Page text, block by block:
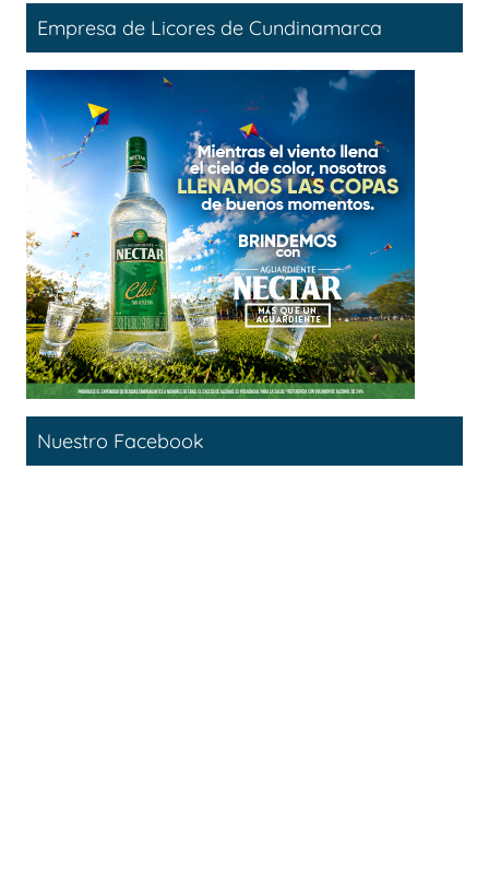
Empresa de Licores de Cundinamarca
Nuestro Facebook